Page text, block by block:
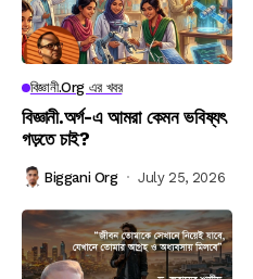
বিজ্ঞানী.org এর খবর
বিজ্ঞানী.অর্গ-এ আমরা কেমন ভবিষ্যৎ
গড়তে চাই?
Biggani Org July 25, 2026